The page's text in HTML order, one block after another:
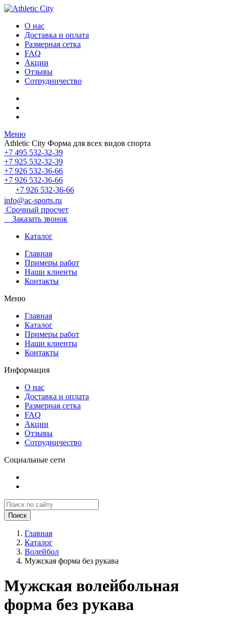
О нас
Доставка и оплата
Размерная сетка
FAQ
Акции
Отзывы
Сотрудничество
Меню
Athletic City Форма для всех видов спорта
+7 495 532-32-39
+7 925 532-32-39
+7 926 532-36-66
+7 926 532-36-66
+7 926 532-36-66
info@ac-sports.ru
Срочный просчет
Заказать звонок
Каталог
Главная
Примеры работ
Наши клиенты
Контакты
Меню
Главная
Каталог
Примеры работ
Наши клиенты
Контакты
Информация
О нас
Доставка и оплата
Размерная сетка
FAQ
Акции
Отзывы
Сотрудничество
Социальные сети
Поиск
Главная
Каталог
Волейбол
Мужская форма без рукава
Мужская волейбольная
форма без рукава